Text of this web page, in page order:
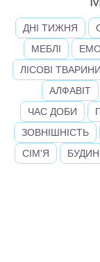
ДНІ ТИЖНЯ
МЕБЛІ
ЛІСОВІ ТВАРИНИ
АЛФАВІТ
ЧАС ДОБИ
ЗОВНІШНІСТЬ
СІМ'Я